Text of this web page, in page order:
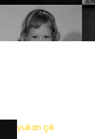
yukarı çık